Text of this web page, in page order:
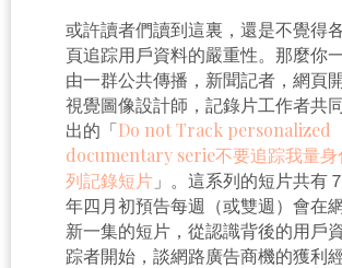
或許讀者們讀到這裏，還是不覺得
頁追踪用戶資料的嚴重性。那麼你
由一群公共傳播，新聞記者，網頁
視覺圖像設計師，記錄片工作者共
出的「Do not Track personalized
documentary serie不要追踪我量身
列記錄短片 」。這系列的短片共有
年四月初預告每週（或雙週）會在
新一集的短片，從認識背後的用戶
踪者開始，談網路廣告商機的獲利